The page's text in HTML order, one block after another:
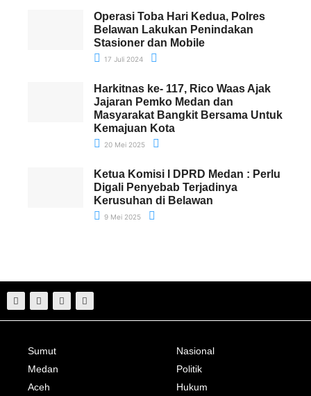
Operasi Toba Hari Kedua, Polres
Belawan Lakukan Penindakan
Stasioner dan Mobile
17 Juli 2024
Harkitnas ke- 117, Rico Waas Ajak
Jajaran Pemko Medan dan
Masyarakat Bangkit Bersama Untuk
Kemajuan Kota
20 Mei 2025
Ketua Komisi I DPRD Medan : Perlu
Digali Penyebab Terjadinya
Kerusuhan di Belawan
9 Mei 2025
Sumut
Medan
Aceh
Nasional
Politik
Hukum